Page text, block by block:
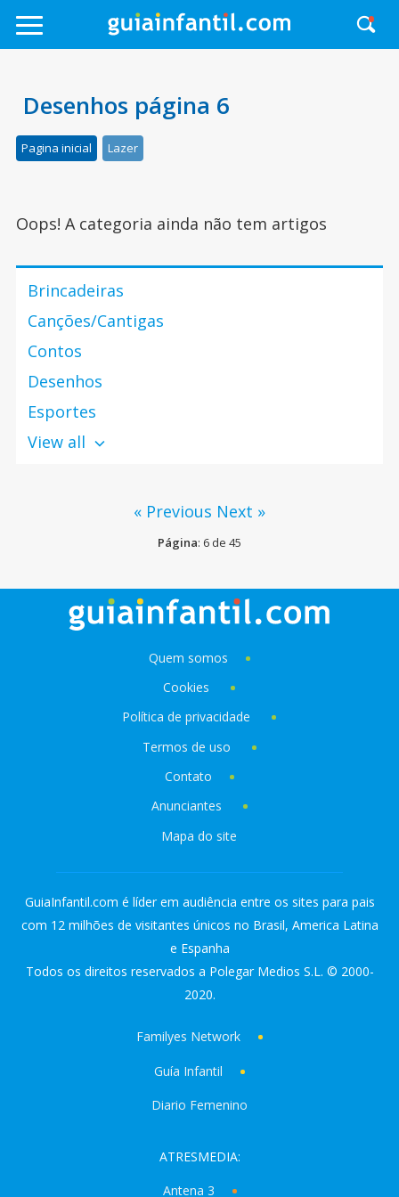
Desenhos página 6
Pagina inicial Lazer
Oops! A categoria ainda não tem artigos
Brincadeiras
Canções/Cantigas
Contos
Desenhos
Esportes
View all
« Previous Next »
Página: 6 de 45
Quem somos
Cookies
Política de privacidade
Termos de uso
Contato
Anunciantes
Mapa do site
GuiaInfantil.com é líder em audiência entre os sites para pais
com 12 milhões de visitantes únicos no Brasil, America Latina
e Espanha
Todos os direitos reservados a Polegar Medios S.L. © 2000-
2020.
Familyes Network
Guía Infantil
Diario Femenino
ATRESMEDIA:
Antena 3